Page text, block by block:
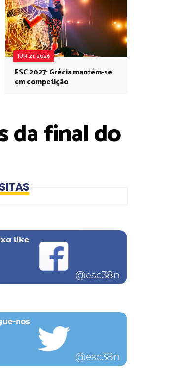
JUN 21, 2026
ESC 2027: Grécia mantém-se
em competição
da final do